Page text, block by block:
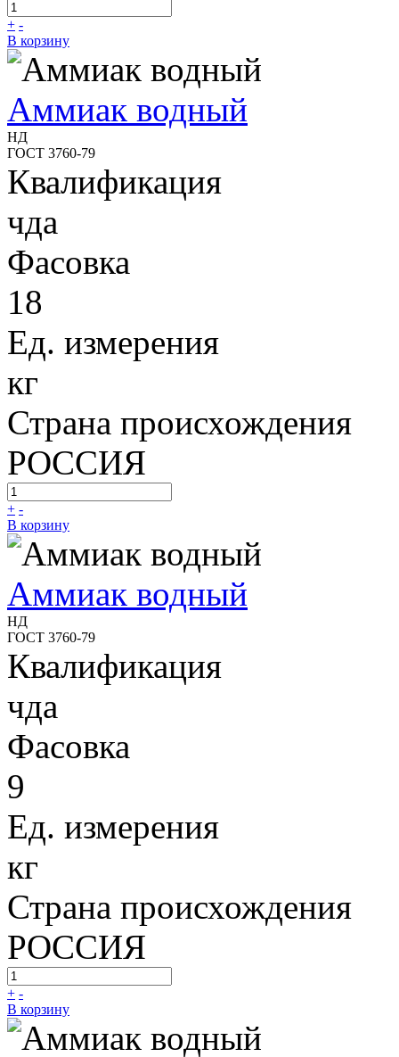
+ -
В корзину
Аммиак водный
НД
ГОСТ 3760-79
Квалификация
чда
Фасовка
18
Ед. измерения
кг
Страна происхождения
РОССИЯ
+ -
В корзину
Аммиак водный
НД
ГОСТ 3760-79
Квалификация
чда
Фасовка
9
Ед. измерения
кг
Страна происхождения
РОССИЯ
+ -
В корзину